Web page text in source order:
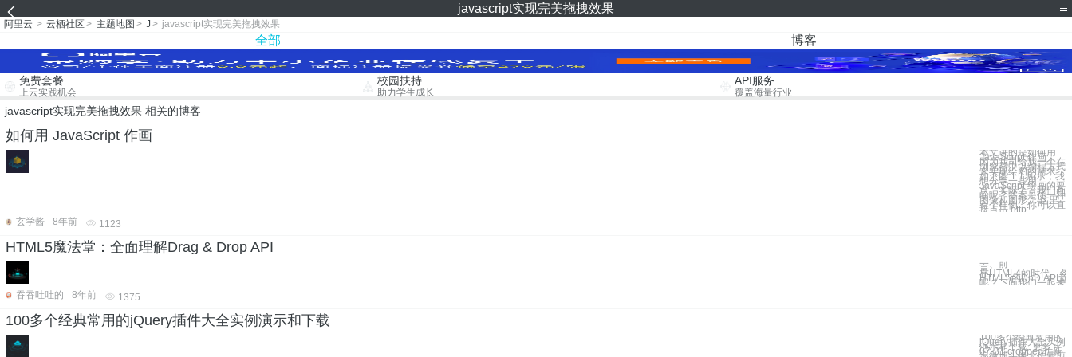
javascript实现完美拖拽效果
阿里云 > 云栖社区 > 主题地图 > J > javascript实现完美拖拽效果
全部 博客
免费套餐
上云实践机会
校园扶持
助力学生成长
API服务
覆盖海量行业
javascript实现完美拖拽效果 相关的博客
如何用 JavaScript 作画
本文讲的是如何用
JavaScript 作画，
因为我司给我一个在
浏览器中以编程方式
来实现绘图的需求，
如下图 1.1 所示，我
想分享一些用
JavaScript 绘画的要
点。实际上，我们画
啥呢？答案是任一种
图像和图形。 这里
有个样例，你可以直
接点击 http:
玄学酱
8年前 1123
HTML5魔法堂：全面理解Drag & Drop API
一、前
在HTML4的时代，
HTML5的DnD API觉
呢？下面我们一起来
吞吞吐吐的
8年前 1375
100多个经典常用的jQuery插件大全实例演示和下载
100多个经典常用的
jQuery插件大全实例
演示和下载 更多 >
07-31 cropped仿新